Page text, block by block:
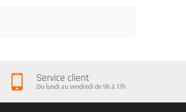
Service client
Du lundi au vendredi de 9h à 17h